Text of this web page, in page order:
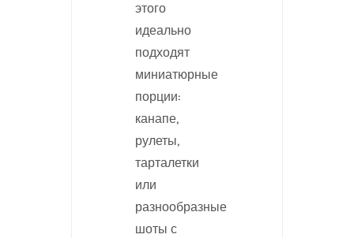
этого
идеально
подходят
миниатюрные
порции:
канапе,
рулеты,
тарталетки
или
разнообразные
шоты с